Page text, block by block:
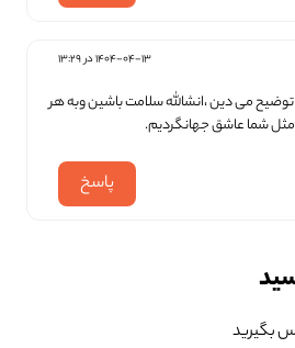
1404-04-13 در 13:29
می دین ،انشالله سلامت باشین وبه هر
شما عاشق جهانگردیم.
پاسخ